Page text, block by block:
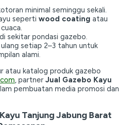
minimal seminggu sekali.
seperti wood coating atau
sekitar pondasi gazebo.
setiap 2–3 tahun untuk
alami.
atau katalog produk gazebo
, partner Jual Gazebo Kayu
pembuatan media promosi dan
Tanjung Jabung Barat